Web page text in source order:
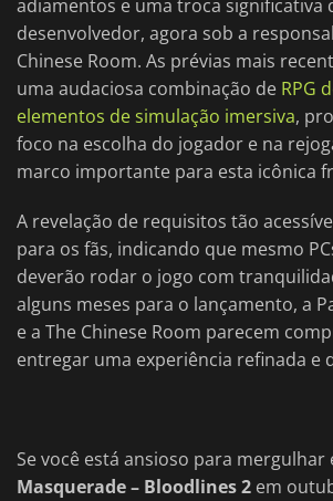
adiamentos e uma troca significativa
desenvolvedor, agora sob a
Chinese Room. As prévias mais
uma audaciosa combinação de RPG
elementos de simulação imersiva,
foco na escolha do jogador e na
marco importante para esta icônica
A revelação de requisitos tão
para os fãs, indicando que mesmo
deverão rodar o jogo com
alguns meses para o lançamento, a
e a The Chinese Room parecem
entregar uma experiência refinada e
Se você está ansioso para mergulhar
Masquerade – Bloodlines 2 em